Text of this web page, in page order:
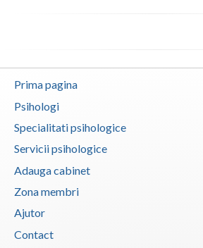
Prima pagina
Psihologi
Specialitati psihologice
Servicii psihologice
Adauga cabinet
Zona membri
Ajutor
Contact